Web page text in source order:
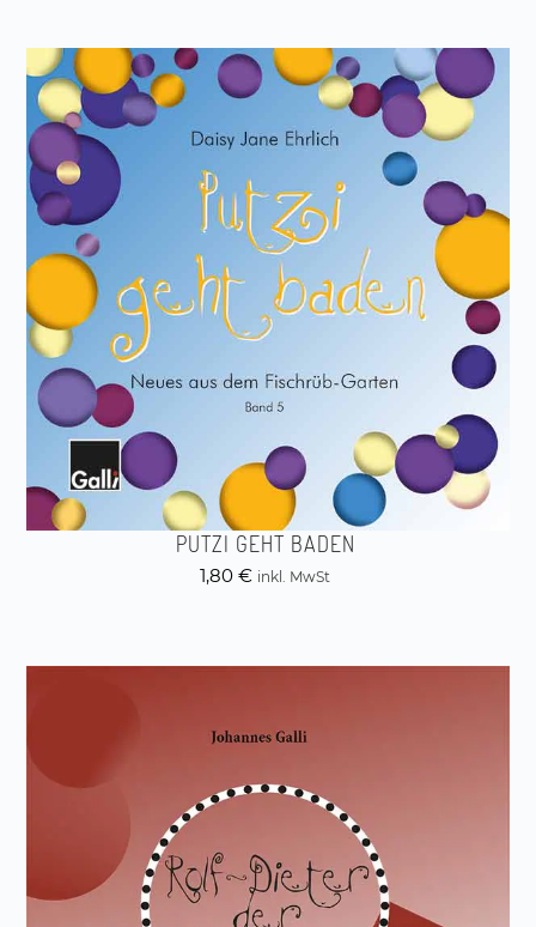
PUTZI GEHT BADEN
1,80 € inkl. MwSt